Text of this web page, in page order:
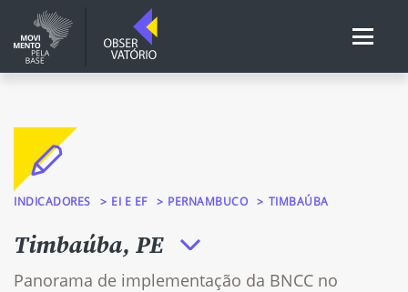
INDICADORES EI E EF PERNAMBUCO TIMBAÚBA
Timbaúba, PE
Panorama de implementação da BNCC no